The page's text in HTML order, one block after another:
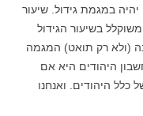
במגמת גידול. שיעור
בשיעור הגידול
(ולא רק תואט) המגמה
היהודים היא אם
כלל היהודים. ואנחנו